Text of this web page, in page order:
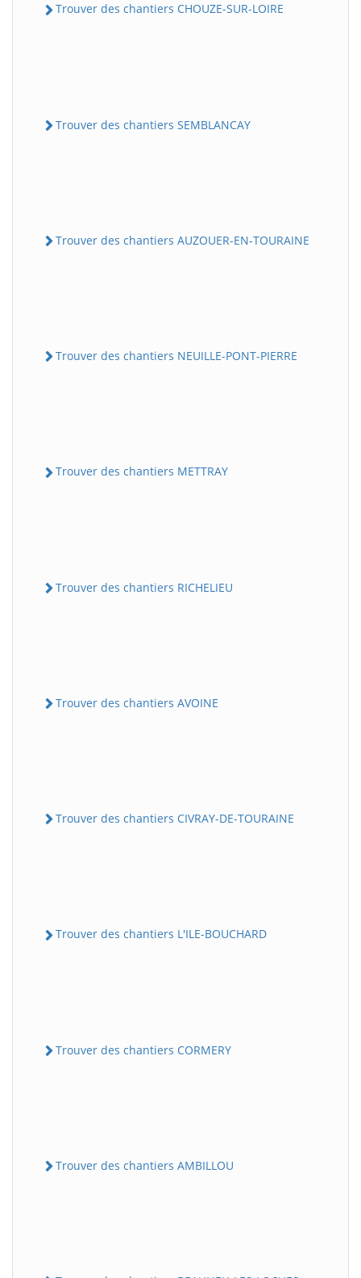
Trouver des chantiers CHOUZE-SUR-LOIRE
Trouver des chantiers SEMBLANCAY
Trouver des chantiers AUZOUER-EN-TOURAINE
Trouver des chantiers NEUILLE-PONT-PIERRE
Trouver des chantiers METTRAY
Trouver des chantiers RICHELIEU
Trouver des chantiers AVOINE
Trouver des chantiers CIVRAY-DE-TOURAINE
Trouver des chantiers L'ILE-BOUCHARD
Trouver des chantiers CORMERY
Trouver des chantiers AMBILLOU